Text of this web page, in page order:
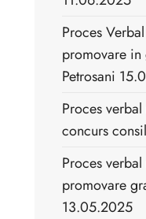
Proces
promovare
Petrosani
Proces
concurs
Proces
promovare
13.05.2025